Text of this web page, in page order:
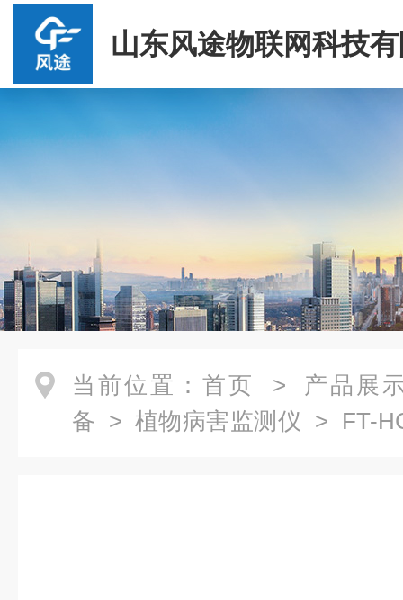
山东风途物联网科技
当前位置： 首页 > 产品展
备 > 植物病害监测仪 > FT-